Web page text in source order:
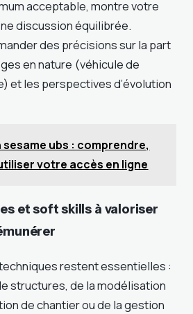
acceptable, montre votre
discussion équilibrée.
des précisions sur la part
en nature (véhicule de
et les perspectives d’évolution
sesame ubs : comprendre,
votre accès en ligne
et soft skills à valoriser
restent essentielles :
structures, de la modélisation
de chantier ou de la gestion